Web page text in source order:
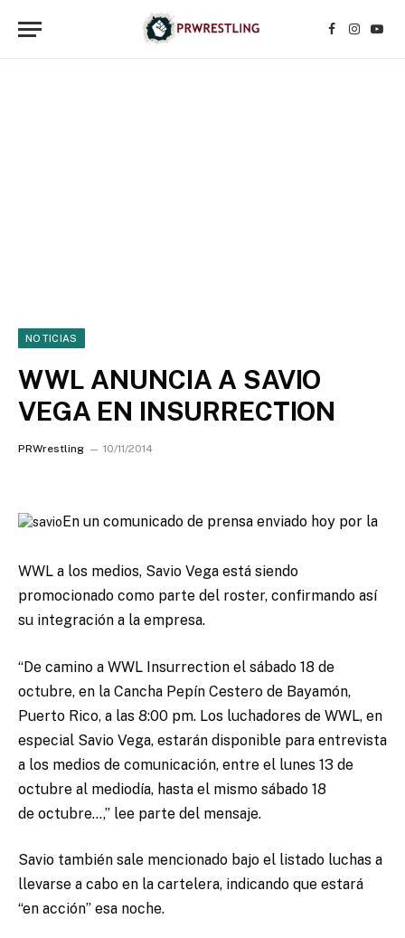
Facebook
NOTICIAS
WWL ANUNCIA A SAVIO
VEGA EN INSURRECTION
PRWrestling 10/11/2014
En un comunicado de prensa enviado hoy por la
WWL a los medios, Savio Vega está siendo
promocionado como parte del roster, confirmando así
su integración a la empresa.
“De camino a WWL Insurrection el sábado 18 de
octubre, en la Cancha Pepín Cestero de Bayamón,
Puerto Rico, a las 8:00 pm. Los luchadores de WWL, en
especial Savio Vega, estarán disponible para entrevista
a los medios de comunicación, entre el lunes 13 de
octubre al mediodía, hasta el mismo sábado 18
de octubre…,” lee parte del mensaje.
Savio también sale mencionado bajo el listado luchas a
llevarse a cabo en la cartelera, indicando que estará
“en acción” esa noche.